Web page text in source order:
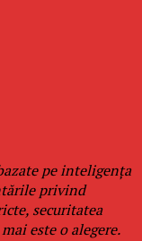
pe inteligența
privind
securitatea
este o alegere.